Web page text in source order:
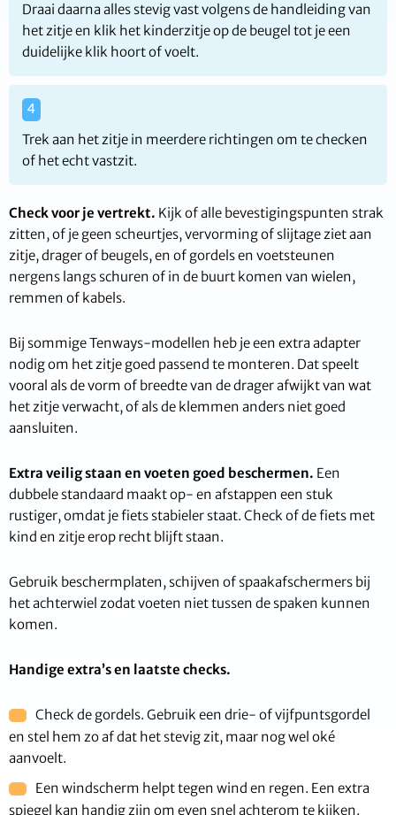
Draai daarna alles stevig vast volgens de handleiding van
het zitje en klik het kinderzitje op de beugel tot je een
duidelijke klik hoort of voelt.
Trek aan het zitje in meerdere richtingen om te checken
of het echt vastzit.
Check voor je vertrekt. Kijk of alle bevestigingspunten strak
zitten, of je geen scheurtjes, vervorming of slijtage ziet aan
zitje, drager of beugels, en of gordels en voetsteunen
nergens langs schuren of in de buurt komen van wielen,
remmen of kabels.
Bij sommige Tenways-modellen heb je een extra adapter
nodig om het zitje goed passend te monteren. Dat speelt
vooral als de vorm of breedte van de drager afwijkt van wat
het zitje verwacht, of als de klemmen anders niet goed
aansluiten.
Extra veilig staan en voeten goed beschermen. Een
dubbele standaard maakt op- en afstappen een stuk
rustiger, omdat je fiets stabieler staat. Check of de fiets met
kind en zitje erop recht blijft staan.
Gebruik beschermplaten, schijven of spaakafschermers bij
het achterwiel zodat voeten niet tussen de spaken kunnen
komen.
Handige extra’s en laatste checks.
Check de gordels. Gebruik een drie- of vijfpuntsgordel
en stel hem zo af dat het stevig zit, maar nog wel oké
aanvoelt.
Een windscherm helpt tegen wind en regen. Een extra
spiegel kan handig zijn om even snel achterom te kijken.